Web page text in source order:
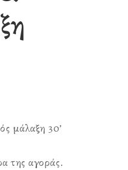
μάλαξη 30’
της αγοράς.